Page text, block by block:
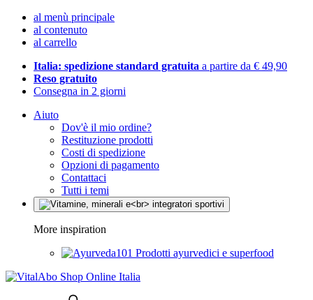
al menù principale
al contenuto
al carrello
Italia: spedizione standard gratuita a partire da € 49,90
Reso gratuito
Consegna in 2 giorni
Aiuto
Dov'è il mio ordine?
Restituzione prodotti
Costi di spedizione
Opzioni di pagamento
Contattaci
Tutti i temi
More inspiration
Prodotti ayurvedici e superfood